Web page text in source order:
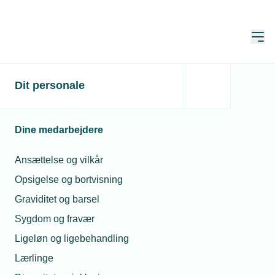
Dit personale
Dine medarbejdere
Ansættelse og vilkår
Opsigelse og bortvisning
Graviditet og barsel
Sygdom og fravær
Ligeløn og ligebehandling
Lærlinge
Industrinetværket: Besøg
Kun for medlemmer
Energy, Europas mest energieffektive
raffinaderi og hør om brintteknologiens
fremtid og forretningsmuligheder.